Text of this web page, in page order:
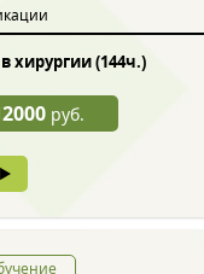
хирургии (144ч.)
руб.